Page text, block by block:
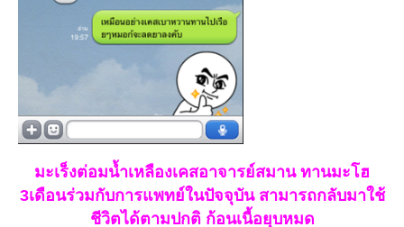
มะเร็งต่อมน้ำเหลืองเคสอาจารย์สมาน ทานมะโฮ
3เดือนร่วมกับการแพทย์ในปัจจุบัน สามารถกลับมาใช้
ชีวิตได้ตามปกติ ก้อนเนื้อยุบหมด